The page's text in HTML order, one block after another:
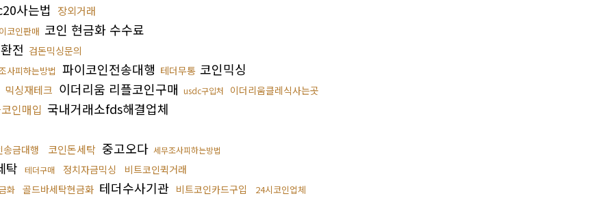
사는법
장외거래
코인판매 코인 현금화 수수료
전 검돈믹싱문의
사피하는방법 파이코인전송대행 테더무통 코인믹싱
믹싱재테크 이더리움 리플코인구매 usdc구입처 이더리움클레식사는곳
인매입 국내거래소fds해결업체
송금대행 코인돈세탁 중고오다 세무조사피하는방법
탁 테더구매 정치자금믹싱 비트코인퀵거래
화 골드바세탁현금화 테더수사기관 비트코인카드구입
24시코인업체